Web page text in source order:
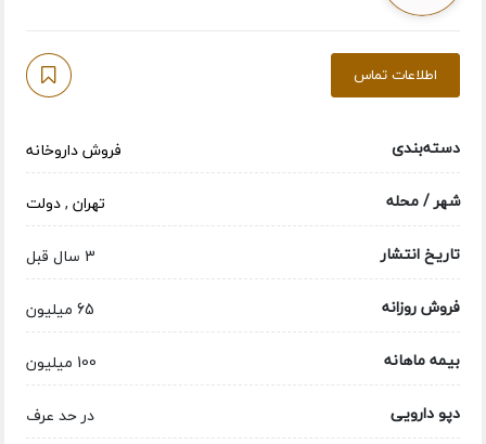
اطلاعات تماس
دسته‌بندی
فروش داروخانه
شهر / محله
تهران,دولت
تاریخ انتشار
3 سال قبل
فروش روزانه
65 میلیون
بیمه ماهانه
100 میلیون
دپو دارویی
در حد عرف